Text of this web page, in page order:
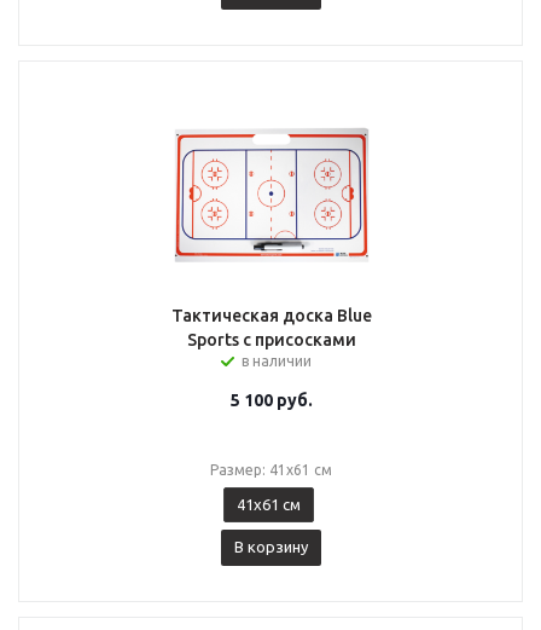
Тактическая доска Blue
Sports с присосками
в наличии
5 100руб.
Размер: 41x61 см
41x61 см
В корзину